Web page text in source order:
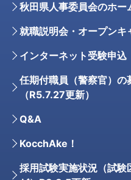
秋田県人事委員会のホー
就職説明会・オープンキ
インターネット受験申込
任期付職員（警察官）の
（R5.7.27更新）
Q&A
KocchAke！
採用試験実施状況（試